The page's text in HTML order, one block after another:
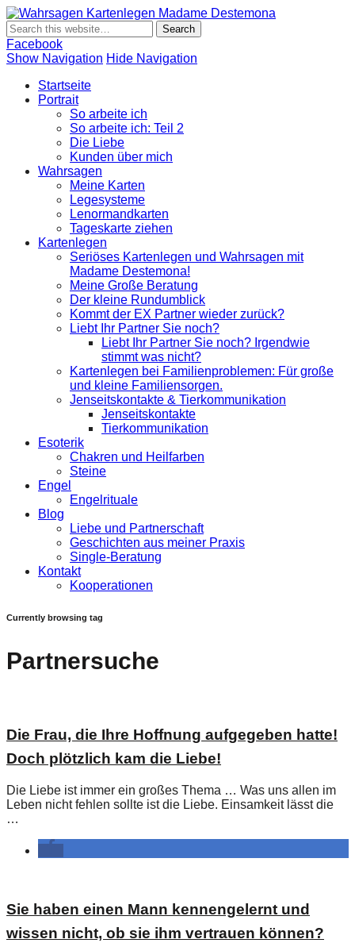
Wahrsagen und Kartenlegen Madame Destemona
Facebook
Show Navigation Hide Navigation
Startseite
Portrait
So arbeite ich
So arbeite ich: Teil 2
Die Liebe
Kunden über mich
Wahrsagen
Meine Karten
Legesysteme
Lenormandkarten
Tageskarte ziehen
Kartenlegen
Seriöses Kartenlegen und Wahrsagen mit
Madame Destemona!
Meine Große Beratung
Der kleine Rundumblick
Kommt der EX Partner wieder zurück?
Liebt Ihr Partner Sie noch?
Liebt Ihr Partner Sie noch? Irgendwie
stimmt was nicht?
Kartenlegen bei Familienproblemen: Für große
und kleine Familiensorgen.
Jenseitskontakte & Tierkommunikation
Jenseitskontakte
Tierkommunikation
Esoterik
Chakren und Heilfarben
Steine
Engel
Engelrituale
Blog
Liebe und Partnerschaft
Geschichten aus meiner Praxis
Single-Beratung
Kontakt
Kooperationen
Currently browsing tag
Partnersuche
Die Frau, die Ihre Hoffnung aufgegeben hatte!
Doch plötzlich kam die Liebe!
Die Liebe ist immer ein großes Thema … Was uns allen im
Leben nicht fehlen sollte ist die Liebe. Einsamkeit lässt die
…
Sie haben einen Mann kennengelernt und
wissen nicht, ob sie ihm vertrauen können?